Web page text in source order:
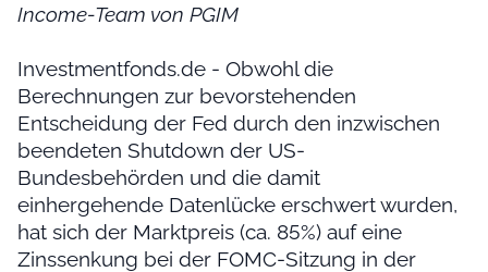
Income-Team von PGIM
Investmentfonds.de - Obwohl die
Berechnungen zur bevorstehenden
Entscheidung der Fed durch den inzwischen
beendeten Shutdown der US-
Bundesbehörden und die damit
einhergehende Datenlücke erschwert wurden,
hat sich der Marktpreis (ca. 85%) auf eine
Zinssenkung bei der FOMC-Sitzung in der